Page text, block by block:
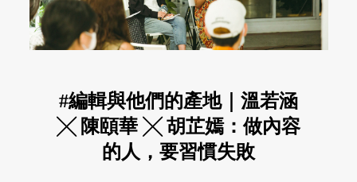
#編輯與他們的產地｜溫若涵
╳ 陳頤華 ╳ 胡芷嫣：做內容
的人，要習慣失敗